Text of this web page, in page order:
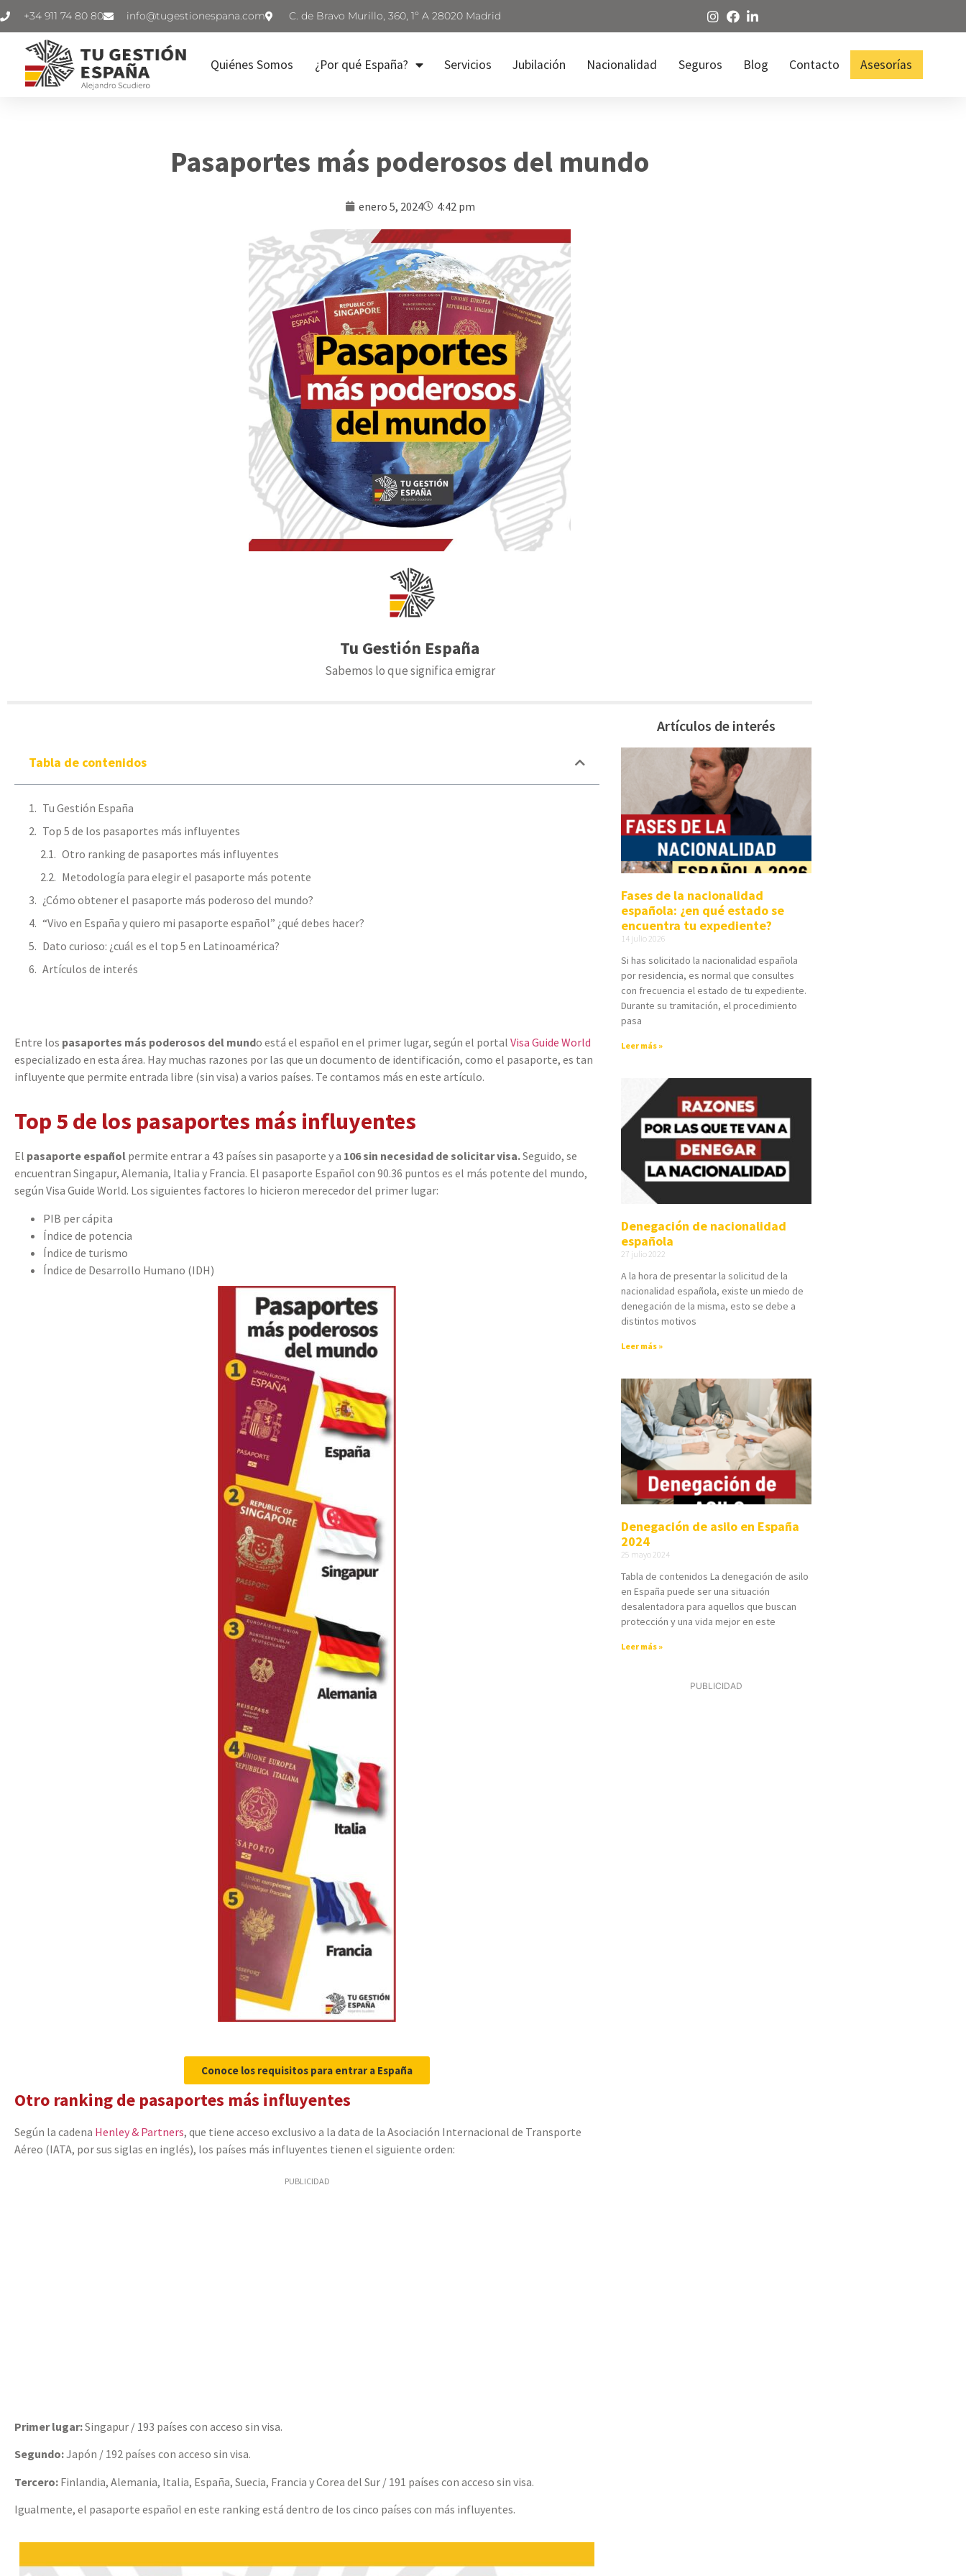
+34 911 74 80 80 C. de Bravo Murillo, 360, 1º A 28020 Madrid
Quiénes Somos ¿Por qué España? Servicios Jubilación Nacionalidad Seguros Blog Contacto Asesorías
Pasaportes más poderosos del mundo
enero 5, 2024 4:42 pm
Tu Gestión España
Sabemos lo que significa emigrar
Tabla de contenidos
Tu Gestión España
Top 5 de los pasaportes más influyentes
Otro ranking de pasaportes más influyentes
Metodología para elegir el pasaporte más potente
¿Cómo obtener el pasaporte más poderoso del mundo?
“Vivo en España y quiero mi pasaporte español” ¿qué debes hacer?
Dato curioso: ¿cuál es el top 5 en Latinoamérica?
Artículos de interés
Entre los pasaportes más poderosos del mundo está el español en el primer lugar, según el portal Visa Guide World
especializado en esta área. Hay muchas razones por las que un documento de identificación, como el pasaporte, es tan
influyente que permite entrada libre (sin visa) a varios países. Te contamos más en este artículo.
Top 5 de los pasaportes más influyentes
El pasaporte español permite entrar a 43 países sin pasaporte y a 106 sin necesidad de solicitar visa.Seguido, se
encuentran Singapur, Alemania, Italia y Francia. El pasaporte Español con 90.36 puntos es el más potente del mundo,
según Visa Guide World. Los siguientes factores lo hicieron merecedor del primer lugar:
PIB per cápita
Índice de potencia
Índice de turismo
Índice de Desarrollo Humano (IDH)
Conoce los requisitos para entrar a España
Otro ranking de pasaportes más influyentes
Según la cadena Henley & Partners, que tiene acceso exclusivo a la data de la Asociación Internacional de Transporte
Aéreo (IATA, por sus siglas en inglés), los países más influyentes tienen el siguiente orden:
PUBLICIDAD
Primer lugar:Singapur / 193 países con acceso sin visa.
Segundo:Japón / 192 países con acceso sin visa.
Tercero: Finlandia, Alemania, Italia, España, Suecia, Francia y Corea del Sur / 191 países con acceso sin visa.
Igualmente, el pasaporte español en este ranking está dentro de los cinco países con más influyentes.
Artículos de interés
Fases de la nacionalidad
española: ¿en qué estado se
encuentra tu expediente?
14 julio 2026
Si has solicitado la nacionalidad española
por residencia, es normal que consultes
con frecuencia el estado de tu expediente.
Durante su tramitación, el procedimiento
pasa
Leer más »
Denegación de nacionalidad
española
27 julio 2022
A la hora de presentar la solicitud de la
nacionalidad española, existe un miedo de
denegación de la misma, esto se debe a
distintos motivos
Leer más »
Denegación de asilo en España
2024
25 mayo 2024
Tabla de contenidos La denegación de asilo
en España puede ser una situación
desalentadora para aquellos que buscan
protección y una vida mejor en este
Leer más »
PUBLICIDAD